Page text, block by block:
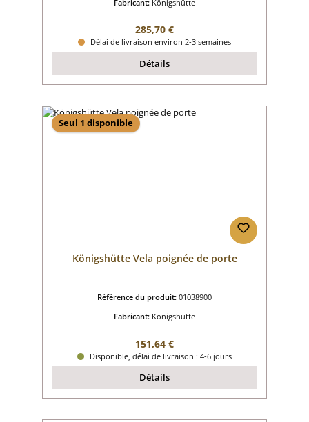
Fabricant: Königshütte
Prix régulier :
285,70 €
Délai de livraison environ 2-3 semaines
Détails
Seul 1 disponible
Königshütte Vela poignée de porte
Référence du produit: 01038900
Fabricant: Königshütte
Prix régulier :
151,64 €
Disponible, délai de livraison : 4-6 jours
Détails